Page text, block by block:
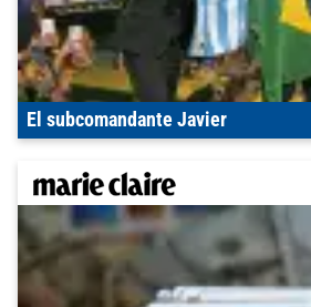
El subcomandante Javier